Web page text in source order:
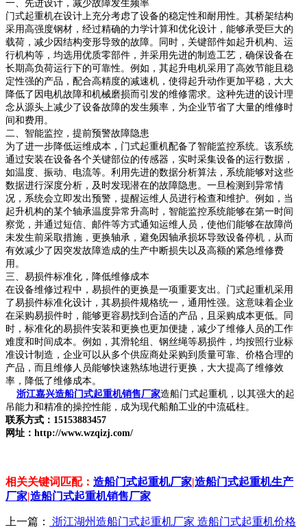
一、先进设计，减少故障发生频率
门式起重机在设计上充分考虑了设备的稳定性和耐用性。其桥架结构
采用高强度钢材，经过精确的力学计算和优化设计，能够承受巨大的
载荷，减少因结构变形导致的故障。同时，关键部件如起升机构、运
行机构等，均选用优质零部件，并采用先进的制造工艺，确保设备在
长期高负荷运行下的可靠性。例如，其起升电机采用了高效节能且稳
定性强的产品，配合高精度的减速机，使得起升动作更加平稳，大大
降低了因电机故障和机械磨损而引发的维修需求。这种先进的设计理
念从源头上减少了设备故障的发生频率，为企业节省了大量的维修时
间和费用。
二、智能监控，提前预警故障隐患
为了进一步降低运维成本，门式起重机配备了智能监控系统。该系统
通过安装在设备各个关键部位的传感器，实时采集设备的运行数据，
如温度、振动、电流等。利用先进的数据分析算法，系统能够对这些
数据进行深度分析，及时发现潜在的故障隐患。一旦检测到异常情
况，系统会立即发出预警，提醒运维人员进行检查和维护。例如，当
起升机构的某个轴承温度异常升高时，智能监控系统能够在第一时间
察觉，并通过短信、邮件等方式通知运维人员，使他们能够在故障尚
未发生前采取措施，更换轴承，避免因轴承损坏导致设备停机，从而
有效减少了因突发故障造成的生产中断损失以及高额的紧急维修费
用。
三、易损件标准化，降低维修成本
在设备维修过程中，易损件的更换是一项重要支出。门式起重机采用
了易损件标准化设计，其易损件规格统一，通用性强。这意味着企业
在采购易损件时，能够更容易找到合适的产品，且采购成本更低。同
时，标准化的易损件安装和更换也更加便捷，减少了维修人员的工作
难度和时间成本。例如，其滑轮组、钢丝绳等易损件，均按照行业标
准设计制造，企业可以从多个供应商处采购到质量可靠、价格合理的
产品，而且维修人员能够快速熟练地进行更换，大大提高了维修效
率，降低了维修成本。
浙江嘉兴造船门式起重机销售厂家造船门式起重机，以其强大的起
吊能力和精准的操控性能，成为现代船舶工业的中流砥柱。
联系方式：15153883457
网址：http://www.wzqizj.com/
相关关键词匹配： 造船门式起重机厂家|造船门式起重机生产
厂家|造船门式起重机销售厂家
上一篇：
浙江湖州造船门式起重机厂家 造船门式起重机价格